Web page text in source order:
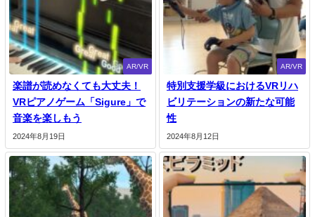
AR/VR
楽譜が読めなくても大丈夫！
VRピアノゲーム「Sigure」で
音楽を楽しもう
2024年8月19日
AR/VR
特別支援学級におけるVRリハ
ビリテーションの新たな可能
性
2024年8月12日